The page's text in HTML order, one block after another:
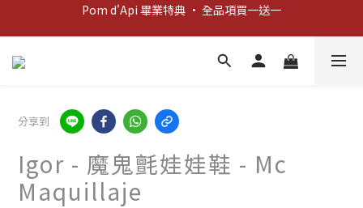
新客歡迎禮：輸入 "welcome10" 享首單九折！
新客歡迎禮：輸入 "welcome10" 享首單九折！
Pom d'Api 畢業特典 · 全品項買一送一
分享到
Igor - 魔鬼氈娃娃鞋 - Mc
Maquillaje